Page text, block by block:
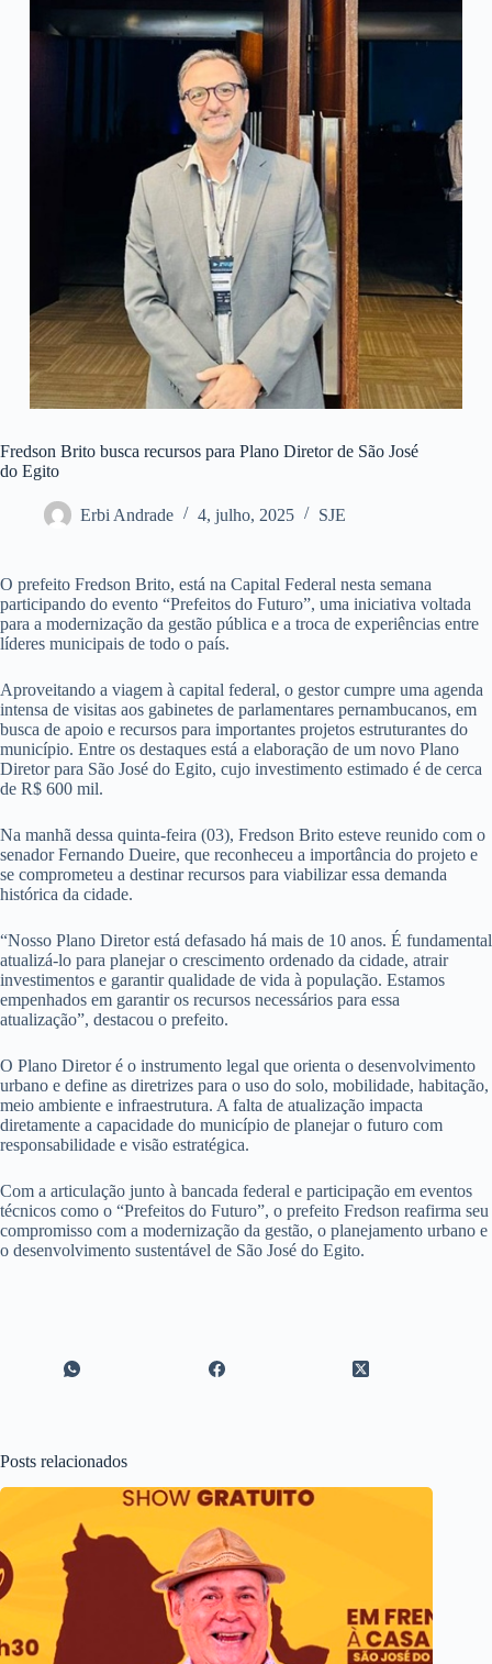
Fredson Brito busca recursos para Plano Diretor de São José
do Egito
Erbi Andrade 4, julho, 2025 SJE
O prefeito Fredson Brito, está na Capital Federal nesta semana
participando do evento “Prefeitos do Futuro”, uma iniciativa voltada
para a modernização da gestão pública e a troca de experiências entre
líderes municipais de todo o país.
Aproveitando a viagem à capital federal, o gestor cumpre uma agenda
intensa de visitas aos gabinetes de parlamentares pernambucanos, em
busca de apoio e recursos para importantes projetos estruturantes do
município. Entre os destaques está a elaboração de um novo Plano
Diretor para São José do Egito, cujo investimento estimado é de cerca
de R$ 600 mil.
Na manhã dessa quinta-feira (03), Fredson Brito esteve reunido com o
senador Fernando Dueire, que reconheceu a importância do projeto e
se comprometeu a destinar recursos para viabilizar essa demanda
histórica da cidade.
“Nosso Plano Diretor está defasado há mais de 10 anos. É fundamental
atualizá-lo para planejar o crescimento ordenado da cidade, atrair
investimentos e garantir qualidade de vida à população. Estamos
empenhados em garantir os recursos necessários para essa
atualização”, destacou o prefeito.
O Plano Diretor é o instrumento legal que orienta o desenvolvimento
urbano e define as diretrizes para o uso do solo, mobilidade, habitação,
meio ambiente e infraestrutura. A falta de atualização impacta
diretamente a capacidade do município de planejar o futuro com
responsabilidade e visão estratégica.
Com a articulação junto à bancada federal e participação em eventos
técnicos como o “Prefeitos do Futuro”, o prefeito Fredson reafirma seu
compromisso com a modernização da gestão, o planejamento urbano e
o desenvolvimento sustentável de São José do Egito.
Posts relacionados